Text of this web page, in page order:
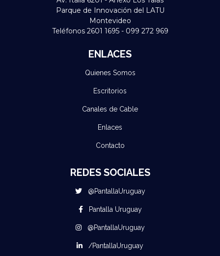
Parque de Innovación del LATU
Montevideo
Teléfonos 2601 1695 - 099 272 969
ENLACES
Quienes Somos
Escritorios
Canales de Cable
Enlaces
Contacto
REDES SOCIALES
@PantallaUruguay
Pantalla Uruguay
@PantallaUruguay
/PantallaUruguay